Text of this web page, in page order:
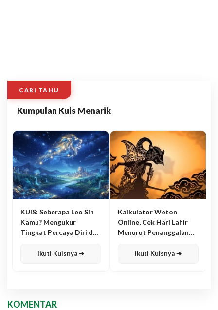
CARI TAHU
Kumpulan Kuis Menarik
KUIS: Seberapa Leo Sih
Kamu? Mengukur
Tingkat Percaya Diri dan
Ikuti Kuisnya ➔
Kalkulator Weton
Online, Cek Hari Lahir
Menurut Penanggalan
Ikuti Kuisnya ➔
KOMENTAR